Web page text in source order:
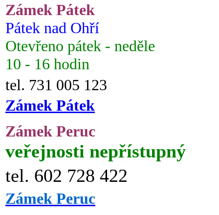
Zámek Pátek
Pátek nad Ohří
Otevřeno pátek - neděle
10 - 16 hodin
tel. 731 005 123
Zámek Pátek
Zámek Peruc
veřejnosti nepřístupný
tel. 602 728 422
Zámek Peruc